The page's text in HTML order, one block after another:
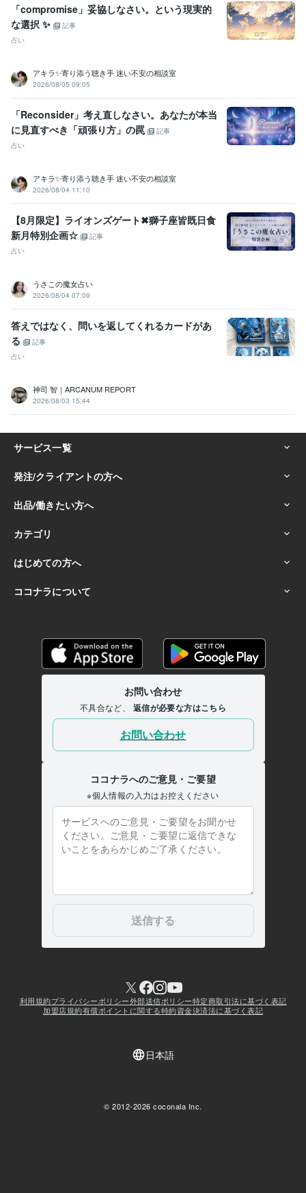
資格・検定
秘書技能検定1級
占い 周易、算命学、マヤ暦占い 傾聴、カウンセリング
占いカウンセリング
「compromise」妥協しなさい。という現実的
な選択 ✨
記事
占い
アキラ✨寄り添う聴き手 迷い不安の相談室
2026/08/05 09:05
「Reconsider」考え直しなさい。あなたが本当
に見直すべき「頑張り方」の罠
記事
占い
アキラ✨寄り添う聴き手 迷い不安の相談室
2026/08/04 11:10
【8月限定】ライオンズゲート✖︎獅子座皆既日食
新月特別企画☆
記事
占い
うさこの魔女占い
2026/08/04 07:09
答えではなく、問いを返してくれるカードがあ
る
記事
占い
神司 智｜ARCANUM REPORT
2026/08/03 15:44